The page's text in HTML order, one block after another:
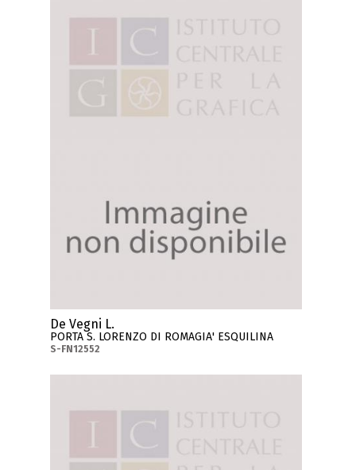
De Vegni L.
PORTA S. LORENZO DI ROMAGIA' ESQUILINA
S-FN12552